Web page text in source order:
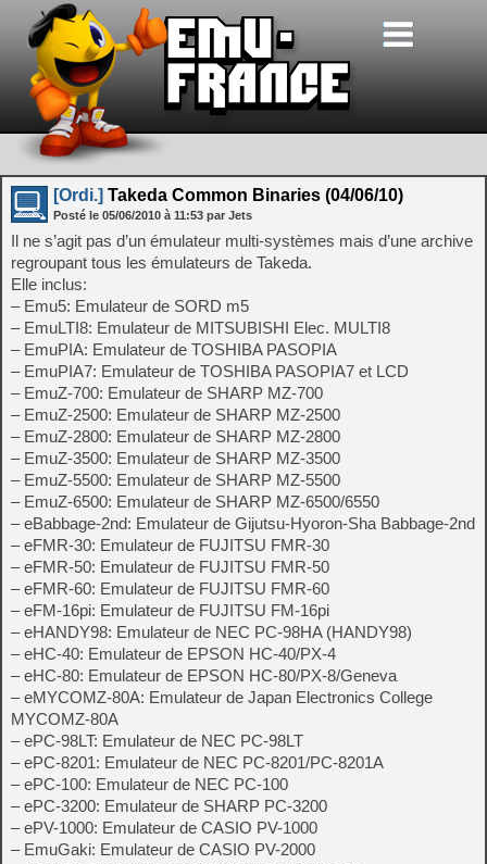
[Ordi.] Takeda Common Binaries (04/06/10)
Posté le 05/06/2010 à 11:53 par Jets
Il ne s’agit pas d’un émulateur multi-systèmes mais d’une archive
regroupant tous les émulateurs de Takeda.
Elle inclus:
– Emu5: Emulateur de SORD m5
– EmuLTI8: Emulateur de MITSUBISHI Elec. MULTI8
– EmuPIA: Emulateur de TOSHIBA PASOPIA
– EmuPIA7: Emulateur de TOSHIBA PASOPIA7 et LCD
– EmuZ-700: Emulateur de SHARP MZ-700
– EmuZ-2500: Emulateur de SHARP MZ-2500
– EmuZ-2800: Emulateur de SHARP MZ-2800
– EmuZ-3500: Emulateur de SHARP MZ-3500
– EmuZ-5500: Emulateur de SHARP MZ-5500
– EmuZ-6500: Emulateur de SHARP MZ-6500/6550
– eBabbage-2nd: Emulateur de Gijutsu-Hyoron-Sha Babbage-2nd
– eFMR-30: Emulateur de FUJITSU FMR-30
– eFMR-50: Emulateur de FUJITSU FMR-50
– eFMR-60: Emulateur de FUJITSU FMR-60
– eFM-16pi: Emulateur de FUJITSU FM-16pi
– eHANDY98: Emulateur de NEC PC-98HA (HANDY98)
– eHC-40: Emulateur de EPSON HC-40/PX-4
– eHC-80: Emulateur de EPSON HC-80/PX-8/Geneva
– eMYCOMZ-80A: Emulateur de Japan Electronics College
MYCOMZ-80A
– ePC-98LT: Emulateur de NEC PC-98LT
– ePC-8201: Emulateur de NEC PC-8201/PC-8201A
– ePC-100: Emulateur de NEC PC-100
– ePC-3200: Emulateur de SHARP PC-3200
– ePV-1000: Emulateur de CASIO PV-1000
– EmuGaki: Emulateur de CASIO PV-2000